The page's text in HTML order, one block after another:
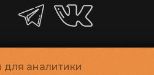
для аналитики